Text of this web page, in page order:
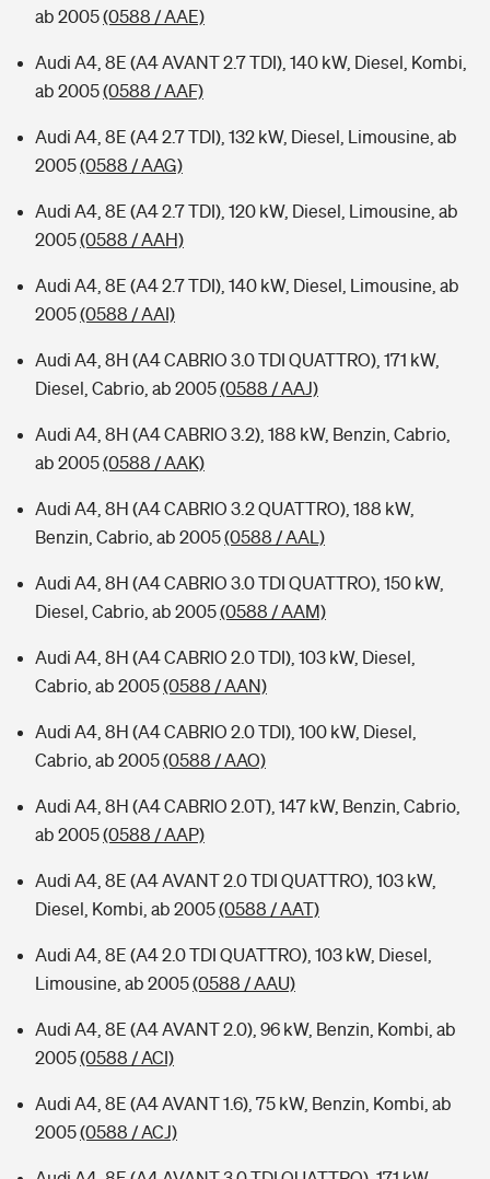
ab 2005(0588 / AAE)
Audi A4, 8E (A4 AVANT 2.7 TDI), 140 kW, Diesel, Kombi,
ab 2005(0588 / AAF)
Audi A4, 8E (A4 2.7 TDI), 132 kW, Diesel, Limousine, ab
2005(0588 / AAG)
Audi A4, 8E (A4 2.7 TDI), 120 kW, Diesel, Limousine, ab
2005(0588 / AAH)
Audi A4, 8E (A4 2.7 TDI), 140 kW, Diesel, Limousine, ab
2005(0588 / AAI)
Audi A4, 8H (A4 CABRIO 3.0 TDI QUATTRO), 171 kW,
Diesel, Cabrio, ab 2005(0588 / AAJ)
Audi A4, 8H (A4 CABRIO 3.2), 188 kW, Benzin, Cabrio,
ab 2005(0588 / AAK)
Audi A4, 8H (A4 CABRIO 3.2 QUATTRO), 188 kW,
Benzin, Cabrio, ab 2005(0588 / AAL)
Audi A4, 8H (A4 CABRIO 3.0 TDI QUATTRO), 150 kW,
Diesel, Cabrio, ab 2005(0588 / AAM)
Audi A4, 8H (A4 CABRIO 2.0 TDI), 103 kW, Diesel,
Cabrio, ab 2005(0588 / AAN)
Audi A4, 8H (A4 CABRIO 2.0 TDI), 100 kW, Diesel,
Cabrio, ab 2005(0588 / AAO)
Audi A4, 8H (A4 CABRIO 2.0T), 147 kW, Benzin, Cabrio,
ab 2005(0588 / AAP)
Audi A4, 8E (A4 AVANT 2.0 TDI QUATTRO), 103 kW,
Diesel, Kombi, ab 2005(0588 / AAT)
Audi A4, 8E (A4 2.0 TDI QUATTRO), 103 kW, Diesel,
Limousine, ab 2005(0588 / AAU)
Audi A4, 8E (A4 AVANT 2.0), 96 kW, Benzin, Kombi, ab
2005(0588 / ACI)
Audi A4, 8E (A4 AVANT 1.6), 75 kW, Benzin, Kombi, ab
2005(0588 / ACJ)